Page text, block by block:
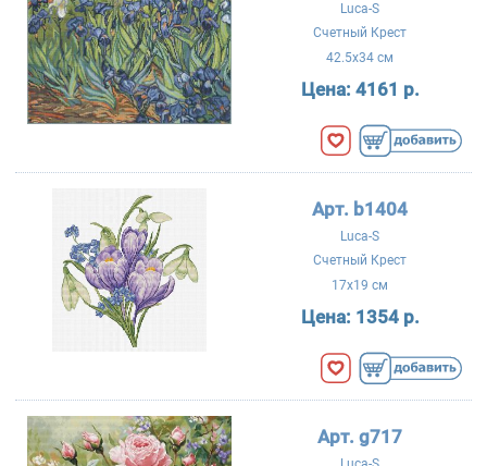
Luca-S
Счетный Крест
42.5x34 см
Цена: 4161 р.
Арт. b1404
Luca-S
Счетный Крест
17x19 см
Цена: 1354 р.
Арт. g717